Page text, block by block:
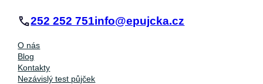
252 252 751info@epujcka.cz
O nás
Blog
Kontakty
Nezávislý test půjček